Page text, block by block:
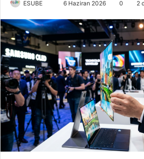
ESUBE
r
o
s
t
a
g
ö
6 Haziran 2026 0 2